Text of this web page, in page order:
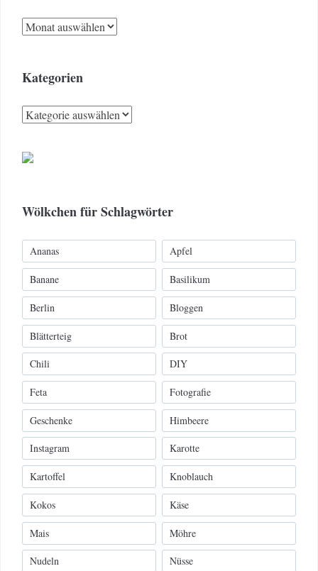
Archiv
Kategorien
Kategorien
Wölkchen für Schlagwörter
Ananas Apfel
Banane Basilikum
Berlin Bloggen
Blätterteig Brot
Chili DIY
Feta Fotografie
Geschenke Himbeere
Instagram Karotte
Kartoffel Knoblauch
Kokos Käse
Mais Möhre
Nudeln Nüsse